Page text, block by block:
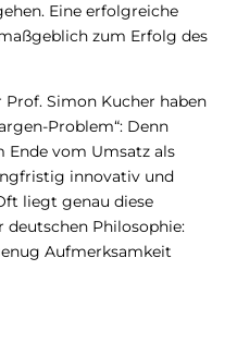
Eine erfolgreiche
zum Erfolg des
Simon Kucher haben
Problem“: Denn
Ende vom Umsatz als
innovativ und
liegt genau diese
deutschen Philosophie:
Aufmerksamkeit